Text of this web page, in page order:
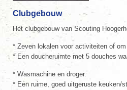
Clubgebouw
Het clubgebouw van Scouting
* Zeven lokalen voor activiteiten of
* Een doucheruimte met 5 douches
* Wasmachine en droger.
* Een ruime, goed uitgeruste keuken/